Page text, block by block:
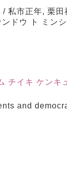
私市正年, 栗田
ドウ ト ミン
チイキ ケンキ
and